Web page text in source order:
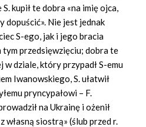
kupił te dobra «na imię ojca,
dopuścić». Nie jest jednak
S-ego, jak i jego bracia
tym przedsięwzięciu; dobra te
w dziale, który przypadł S-emu
Iwanowskiego, S. ułatwił
pryncypałowi – F.
na Ukrainę i ożenił
własną siostrą» (ślub przed r.